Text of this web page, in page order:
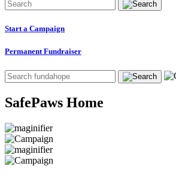
Start a Campaign
Permanent Fundraiser
SafePaws Home